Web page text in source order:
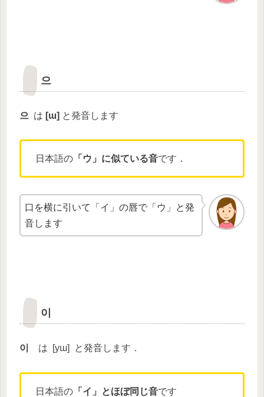
으
으 は [ɯ] と発音します
日本語の 「ウ」に似ている音です．
口を横に引いて「イ」の唇で「ウ」と発
音します
이
이 は [yɯ] と発音します．
日本語の 「イ」とほぼ同じ音です